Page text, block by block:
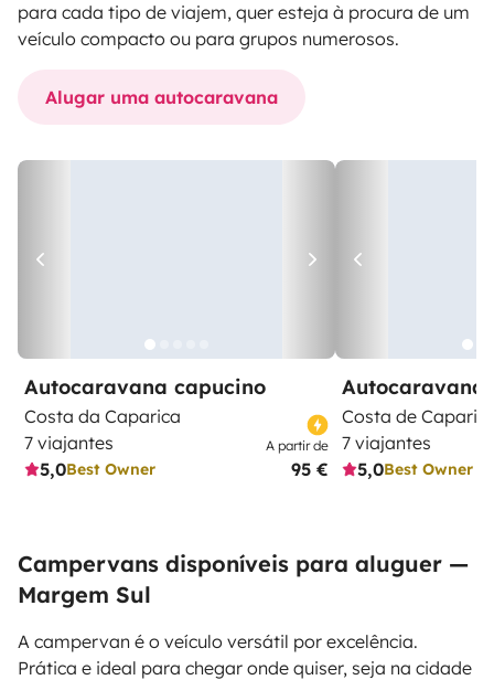
para cada tipo de viajem, quer esteja à procura de um
veículo compacto ou para grupos numerosos.
Alugar uma autocaravana
Autocaravana capucino
Costa da Caparica
7 viajantes
5,0Best Owner
A partir de
95 €
Autocaravana
Costa de
7 viajantes
5,0Best Owner
Campervans disponíveis para aluguer —
Margem Sul
A campervan é o veículo versátil por excelência.
Prática e ideal para chegar onde quiser, seja na cidade